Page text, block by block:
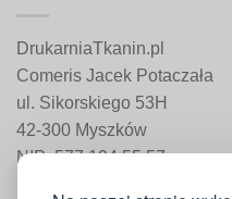
DrukarniaTkanin.pl
Comeris Jacek Potaczała
ul. Sikorskiego 53H
42-300 Myszków
NIP: 577 194 55 57